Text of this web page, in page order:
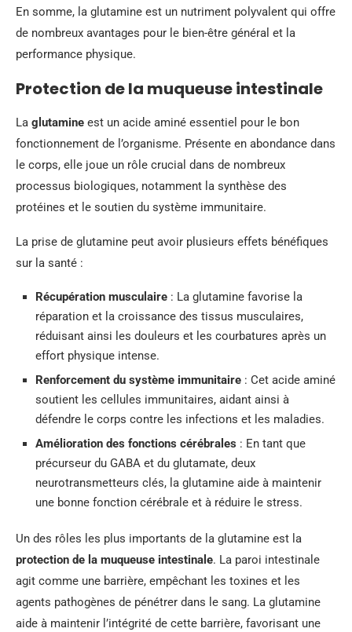
En somme, la glutamine est un nutriment polyvalent qui offre
de nombreux avantages pour le bien-être général et la
performance physique.
Protection de la muqueuse intestinale
La glutamine est un acide aminé essentiel pour le bon
fonctionnement de l’organisme. Présente en abondance dans
le corps, elle joue un rôle crucial dans de nombreux
processus biologiques, notamment la synthèse des
protéines et le soutien du système immunitaire.
La prise de glutamine peut avoir plusieurs effets bénéfiques
sur la santé :
Récupération musculaire : La glutamine favorise la
réparation et la croissance des tissus musculaires,
réduisant ainsi les douleurs et les courbatures après un
effort physique intense.
Renforcement du système immunitaire : Cet acide aminé
soutient les cellules immunitaires, aidant ainsi à
défendre le corps contre les infections et les maladies.
Amélioration des fonctions cérébrales : En tant que
précurseur du GABA et du glutamate, deux
neurotransmetteurs clés, la glutamine aide à maintenir
une bonne fonction cérébrale et à réduire le stress.
Un des rôles les plus importants de la glutamine est la
protection de la muqueuse intestinale. La paroi intestinale
agit comme une barrière, empêchant les toxines et les
agents pathogènes de pénétrer dans le sang. La glutamine
aide à maintenir l’intégrité de cette barrière, favorisant une